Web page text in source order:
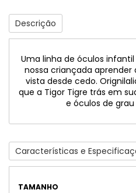
Descrição
Uma linha de óculos
nossa criançada aprender
vista desde cedo.
que a Tigor Tigre trás em
e óculos de
Características e
TAMANHO